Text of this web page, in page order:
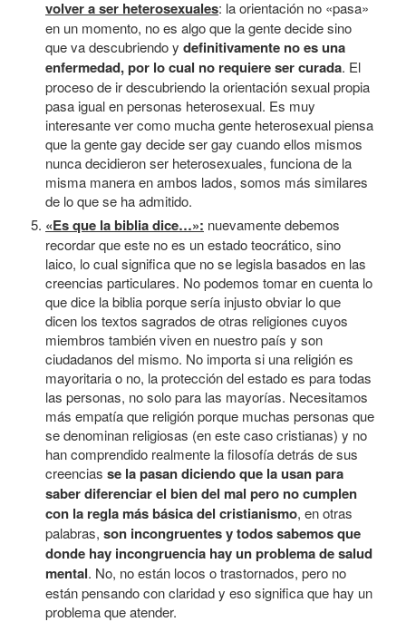
volver a ser heterosexuales: la orientación no «pasa»
en un momento, no es algo que la gente decide sino
que va descubriendo y definitivamente no es una
enfermedad, por lo cual no requiere ser curada. El
proceso de ir descubriendo la orientación sexual propia
pasa igual en personas heterosexual. Es muy
interesante ver como mucha gente heterosexual piensa
que la gente gay decide ser gay cuando ellos mismos
nunca decidieron ser heterosexuales, funciona de la
misma manera en ambos lados, somos más similares
de lo que se ha admitido.
«Es que la biblia dice…»: nuevamente debemos
recordar que este no es un estado teocrático, sino
laico, lo cual significa que no se legisla basados en las
creencias particulares. No podemos tomar en cuenta lo
que dice la biblia porque sería injusto obviar lo que
dicen los textos sagrados de otras religiones cuyos
miembros también viven en nuestro país y son
ciudadanos del mismo. No importa si una religión es
mayoritaria o no, la protección del estado es para todas
las personas, no solo para las mayorías. Necesitamos
más empatía que religión porque muchas personas que
se denominan religiosas (en este caso cristianas) y no
han comprendido realmente la filosofía detrás de sus
creencias se la pasan diciendo que la usan para
saber diferenciar el bien del mal pero no cumplen
con la regla más básica del cristianismo, en otras
palabras, son incongruentes y todos sabemos que
donde hay incongruencia hay un problema de salud
mental. No, no están locos o trastornados, pero no
están pensando con claridad y eso significa que hay un
problema que atender.